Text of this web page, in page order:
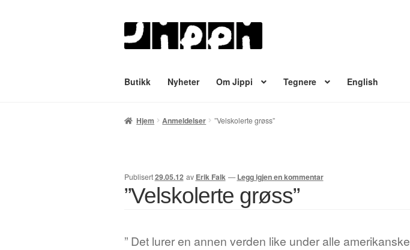
Hopp
til
Hopp
til
Butikk Nyheter Om Jippi Tegnere English
Hjem English Handlekurv Lenker Min konto
Hjem Anmeldelser ”Velskolerte grøss”
Publisert29.05.12 av Erik Falk —Legg igjen en kommentar
”Velskolerte grøss”
” Det lurer en annen verden like under alle amerikanske